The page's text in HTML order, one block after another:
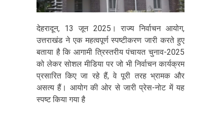
देहरादून, 13 जून 2025। राज्य निर्वाचन आयोग,
उत्तराखंड ने एक महत्वपूर्ण स्पष्टीकरण जारी करते हुए
बताया है कि आगामी त्रिस्तरीय पंचायत चुनाव-2025
को लेकर सोशल मीडिया पर जो भी निर्वाचन कार्यक्रम
प्रसारित किए जा रहे हैं, वे पूरी तरह भ्रामक और
असत्य हैं। आयोग की ओर से जारी प्रेस-नोट में यह
स्पष्ट किया गया है